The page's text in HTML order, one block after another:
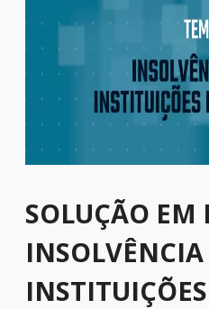
SOLUÇÃO EM
INSOLVÊNCIA
INSTITUIÇÕES